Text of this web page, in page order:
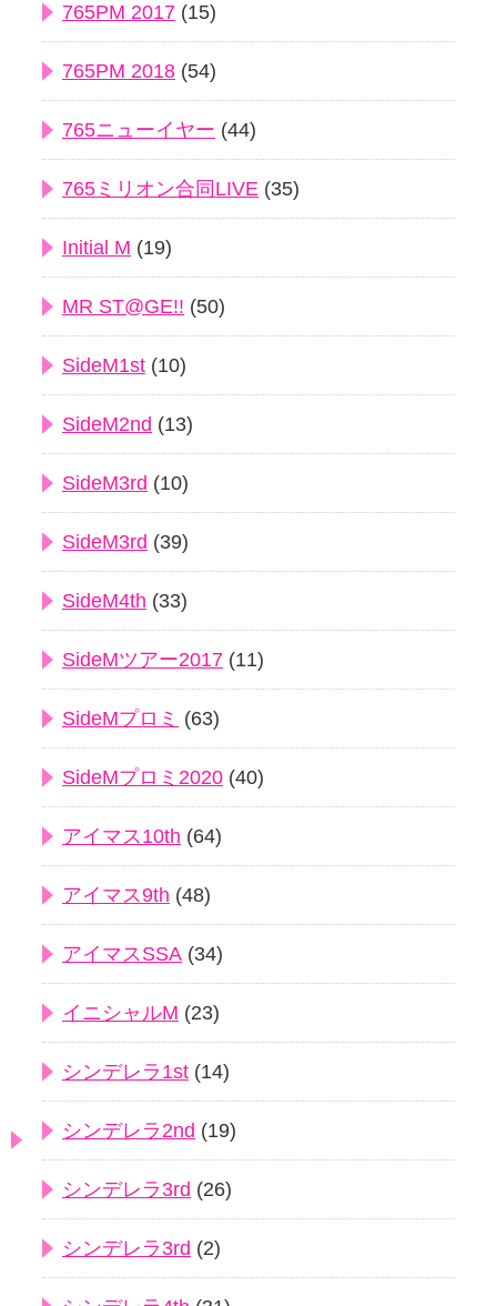
765PM 2017 (15)
765PM 2018 (54)
765ニューイヤー (44)
765ミリオン合同LIVE (35)
Initial M (19)
MR ST@GE!! (50)
SideM1st (10)
SideM2nd (13)
SideM3rd (10)
SideM3rd (39)
SideM4th (33)
SideMツアー2017 (11)
SideMプロミ (63)
SideMプロミ2020 (40)
アイマス10th (64)
アイマス9th (48)
アイマスSSA (34)
イニシャルM (23)
シンデレラ1st (14)
シンデレラ2nd (19)
シンデレラ3rd (26)
シンデレラ3rd (2)